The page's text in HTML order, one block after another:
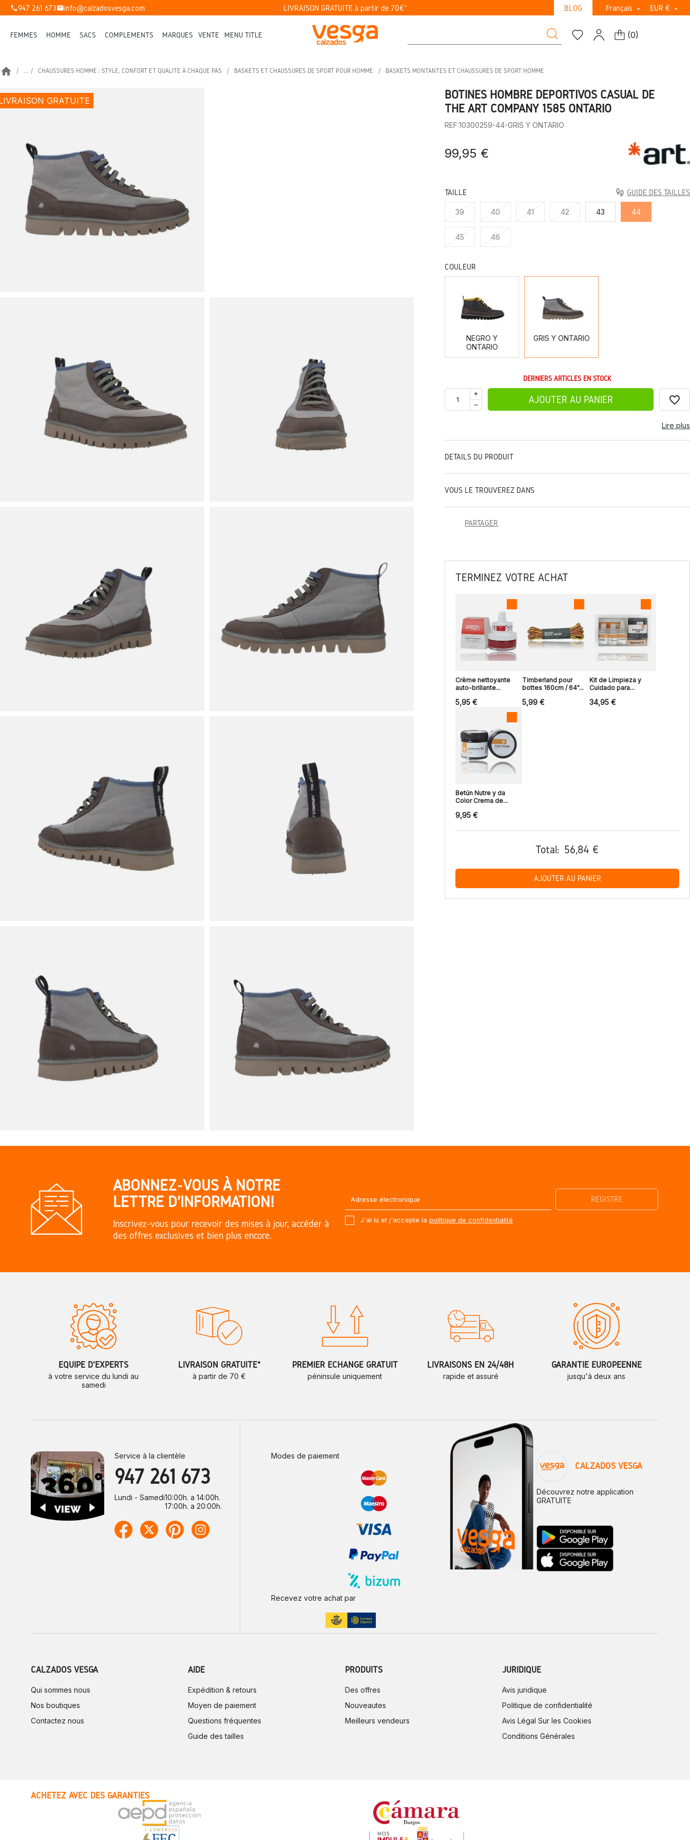
phone947 261 673mailinfo@calzadosvesga.com LIVRAISON GRATUITE à partir de 70€* BLOG Français  EUR € 
FEMMES HOMME SACS COMPLÉMENTS MARQUES VENTE MENU TITLE (0)
home ... CHAUSSURES HOMME : STYLE, CONFORT ET QUALITÉ À CHAQUE PAS BASKETS ET CHAUSSURES DE SPORT POUR HOMME BASKETS MONTANTES ET CHAUSSURES DE SPORT HOMME
GRATUITE
BOTINES HOMBRE DEPORTIVOS CASUAL DE
THE ART COMPANY 1585 ONTARIO
REF:10300259-44-GRIS Y ONTARIO
99,95 €
TAILLE GUIDE DES TAILLES
39 40 41 42 43 44
45 46
COULEUR
NEGRO Y
ONTARIO
ONTARIO
GRIS Y ONTARIO
ONTARIO
DERNIERS ARTICLES EN STOCK
AJOUTER AU PANIER favorite_border
Lire plus
DÉTAILS DU PRODUIT
VOUS LE TROUVEREZ DANS
PARTAGER
TERMINEZ VOTRE ACHAT
Crème nettoyante
auto-brillante...
5,95 €
Timberland pour
bottes 160cm / 64"...
5,99 €
Kit de Limpieza y
Cuidado para...
34,95 €
Betún Nutre y da
Color Crema de...
9,95 €
Total: 56,84 €
AJOUTER AU PANIER
ABONNEZ-VOUS À NOTRE
LETTRE D'INFORMATION!
Inscrivez-vous pour recevoir des mises à jour, accéder à
des offres exclusives et bien plus encore.
J'ai lu et j'accepte la politique de confidentialité
ÉQUIPE D'EXPERTS
à votre service du lundi au
samedi
LIVRAISON GRATUITE*
à partir de 70 €
PREMIER ÉCHANGE GRATUIT
péninsule uniquement
LIVRAISONS EN 24/48H
rapide et assuré
GARANTIE EUROPÉENNE
jusqu'à deux ans
Service à la clientèle
947 261 673
Lundi - Samedi10:00h. a 14:00h.
17:00h. a 20:00h.
Modes de paiement
Recevez votre achat par
CALZADOS VESGA
Découvrez notre application
GRATUITE
CALZADOS VESGA
Qui sommes nous
Nos boutiques
Contactez nous
AIDE
Expédition & retours
Moyen de paiement
Questions fréquentes
Guide des tailles
PRODUITS
Des offres
Nouveautes
Meilleurs vendeurs
JURIDIQUE
Avis juridique
Politique de confidentialité
Avis Légal Sur les Cookies
Conditions Générales
ACHETEZ AVEC DES GARANTIES